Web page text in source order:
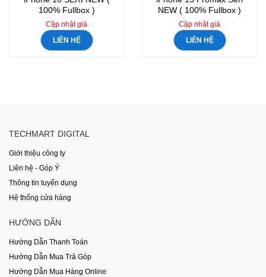
100% Fullbox )
Cập nhật giá
LIÊN HỆ
NEW ( 100% Fullbox )
Cập nhật giá
LIÊN HỆ
TECHMART DIGITAL
Giới thiệu công ty
Liên hệ - Góp Ý
Thông tin tuyển dụng
Hệ thống cửa hàng
HƯỚNG DẪN
Hướng Dẫn Thanh Toán
Hướng Dẫn Mua Trả Góp
Hướng Dẫn Mua Hàng Online